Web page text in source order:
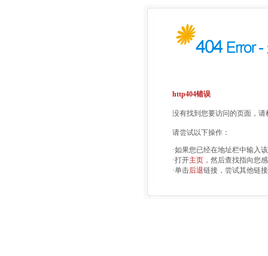
http404错误
没有找到您要访问的页面，
请尝试以下操作：
·如果您已经在地址栏中输入
·打开主页 ，然后查找指向您
·单击后退链接，尝试其他链